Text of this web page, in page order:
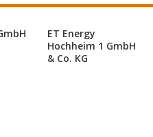
ET Energy
Hochheim 1 GmbH
& Co. KG